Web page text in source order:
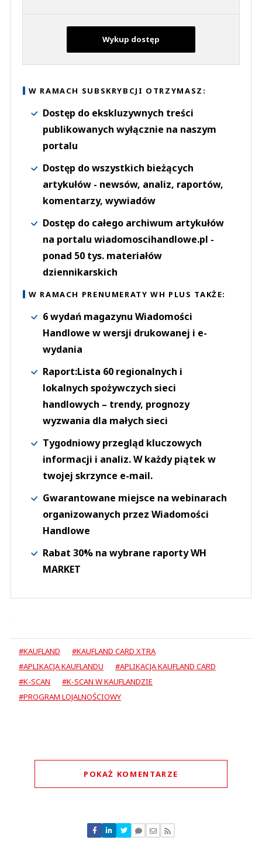
Wykup dostęp
W RAMACH SUBSKRYBCJI OTRZYMASZ:
Dostęp do ekskluzywnych treści
publikowanych wyłącznie na naszym
portalu
Dostęp do wszystkich bieżących
artykułów - newsów, analiz, raportów,
komentarzy, wywiadów
Dostęp do całego archiwum artykułów
na portalu wiadomoscihandlowe.pl -
ponad 50 tys. materiałów
dziennikarskich
W RAMACH PRENUMERATY WH PLUS TAKŻE:
6 wydań magazynu Wiadomości
Handlowe w wersji drukowanej i e-
wydania
Raport:Lista 60 regionalnych i
lokalnych spożywczych sieci
handlowych – trendy, prognozy
wyzwania dla małych sieci
Tygodniowy przegląd kluczowych
informacji i analiz. W każdy piątek w
twojej skrzynce e-mail.
Gwarantowane miejsce na webinarach
organizowanych przez Wiadomości
Handlowe
Rabat 30% na wybrane raporty WH
MARKET
#KAUFLAND
#KAUFLAND CARD XTRA
#APLIKACJA KAUFLANDU
#APLIKACJA KAUFLAND CARD
#K-SCAN
#K-SCAN W KAUFLANDZIE
#PROGRAM LOJALNOŚCIOWY
POKAŻ KOMENTARZE
Nie znaleziono komentarzy
Zostaw swoje komentarze